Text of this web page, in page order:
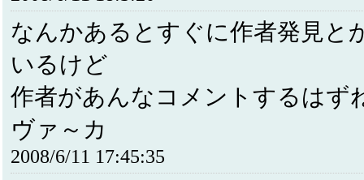
なんかあるとすぐに作者発見と
いるけど
作者があんなコメントするはず
ヴァ～カ
2008/6/11 17:45:35